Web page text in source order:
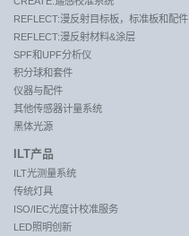
REFLECT:漫反射目标板，标准板和配件
REFLECT:漫反射材料&涂层
SPF和UPF分析仪
积分球和套件
仪器与配件
其他传感器计量系统
黑体光源
ILT产品
ILT光测量系统
传统灯具
ISO/IEC光度计校准服务
LED照明创新